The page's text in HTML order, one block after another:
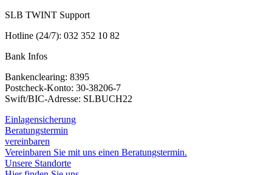
SLB TWINT Support
Hotline (24/7): 032 352 10 82
Bank Infos
Bankenclearing: 8395
Postcheck-Konto: 30-38206-7
Swift/BIC-Adresse: SLBUCH22
Einlagensicherung
Beratungstermin
vereinbaren
Vereinbaren Sie mit uns einen Beratungstermin.
Unsere Standorte